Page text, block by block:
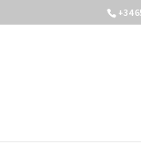
+34